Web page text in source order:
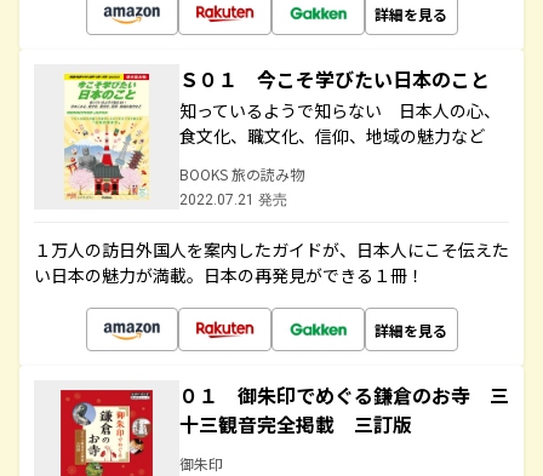
詳細を見る
Ｓ０１ 今こそ学びたい日本のこと
知っているようで知らない 日本人の心、
食文化、職文化、信仰、地域の魅力など
BOOKS 旅の読み物
2022.07.21 発売
１万人の訪日外国人を案内したガイドが、日本人にこそ伝えた
い日本の魅力が満載。日本の再発見ができる１冊！
詳細を見る
０１ 御朱印でめぐる鎌倉のお寺 三
十三観音完全掲載 三訂版
御朱印